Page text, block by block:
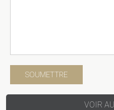
VOIR